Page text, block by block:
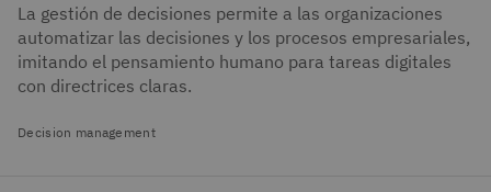
La gestión de decisiones permite a las organizaciones
automatizar las decisiones y los procesos empresariales,
imitando el pensamiento humano para tareas digitales
con directrices claras.
Decision management